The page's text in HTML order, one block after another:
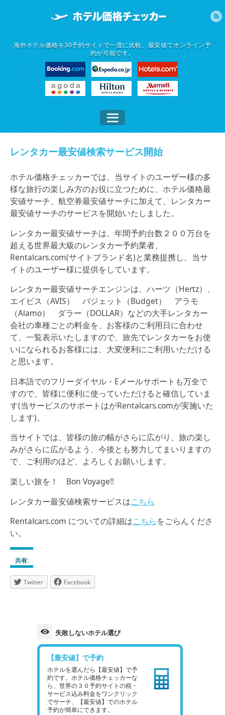
海外ホテル価格を30予約サイトで一度に比較、最安値でオンライン予
約が可能です。
レンタカー最安値検索サービス開始
ホテル価格チェッカーでは、当サイトのユーザー様の多
様な旅行の楽しみ方のお役に立つために、ホテル価格最
安値サーチ、航空券最安値サーチに加えて、レンタカー
最安値サーチのサービスを開始いたしました。
レンタカー最安値サーチは、年間予約台数２００万台を
超える世界最大級のレンタカー予約業者、
Rentalcars.com(サイトブランド名)と業務提携し、当サ
イトのユーザー様に提供をしています。
レンタカー最安値サーチエンジンは、ハーツ（Hertz）、
エイビス（AVIS） バジェット（Budget） アラモ
（Alamo） ダラー（DOLLAR）などの大手レンタカー
会社の車種ごとの料金を、お客様のご利用日に合わせ
て、一覧表示いたしますので、旅先でレンタカーをお使
いになられるお客様には、大変便利にご利用いただける
と思います。
日本語でのフリーダイヤル・Eメールサポートも万全で
すので、皆様に便利に使っていただけると確信していま
す(当サービスのサポートはがRentalcars.comが実施いた
します)。
当サイトでは、皆様の旅の幅がさらに広がり、旅の楽し
みがさらに広がるよう、今後とも努力してまいりますの
で、ご利用のほど、よろしくお願いします。
楽しい旅を！ Bon Voyage!!
レンタカー最安値検索サービスはこちら
Rentalcars.com についての詳細はこちらをごらんくださ
い。
共有:
Twitter Facebook
失敗しないホテル選び
【最安値】で予約
ホテルを選んだら【最安値】で予
約です。ホテル価格チェッカーな
ら、世界の３０予約サイトの税・
サービス込み料金をワンクリック
でサーチ、【最安値】でのホテル
予約が簡単にできます。